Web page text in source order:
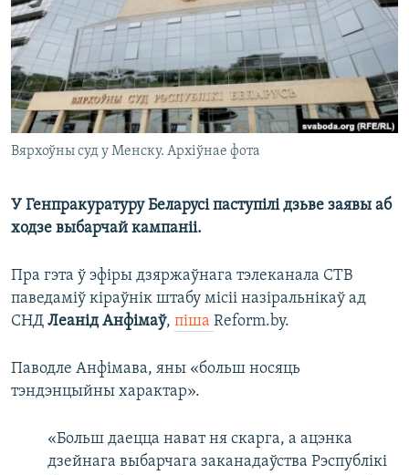
Вярхоўны суд у Менску. Архіўнае фота
У Генпракуратуру Беларусі паступілі дзьве заявы аб
ходзе выбарчай кампаніі.
Пра гэта ў эфіры дзяржаўнага тэлеканала СТВ
паведаміў кіраўнік штабу місіі назіральнікаў ад
СНД Леанід Анфімаў, піша Reform.by.
Паводле Анфімава, яны «больш носяць
тэндэнцыйны характар».
«Больш даецца нават ня скарга, а ацэнка
дзейнага выбарчага заканадаўства Рэспублікі